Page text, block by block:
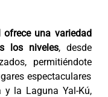
ofrece una variedad
los niveles, desde
permitiéndote
espectaculares
la Laguna Yal-Kú,